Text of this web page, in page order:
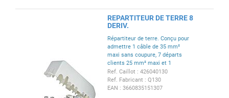
REPARTITEUR DE TERRE 8
DERIV.
Répartiteur de terre. Conçu pour
admettre 1 câble de 35 mm²
maxi sans coupure, 7 départs
clients 25 mm² maxi et 1
dérivation éventuelle (ou 8ème
départ client) 35 mm² maxi.
Ref. Caillot : 426040130
Ref. Fabricant : Q130
EAN : 3660835151307